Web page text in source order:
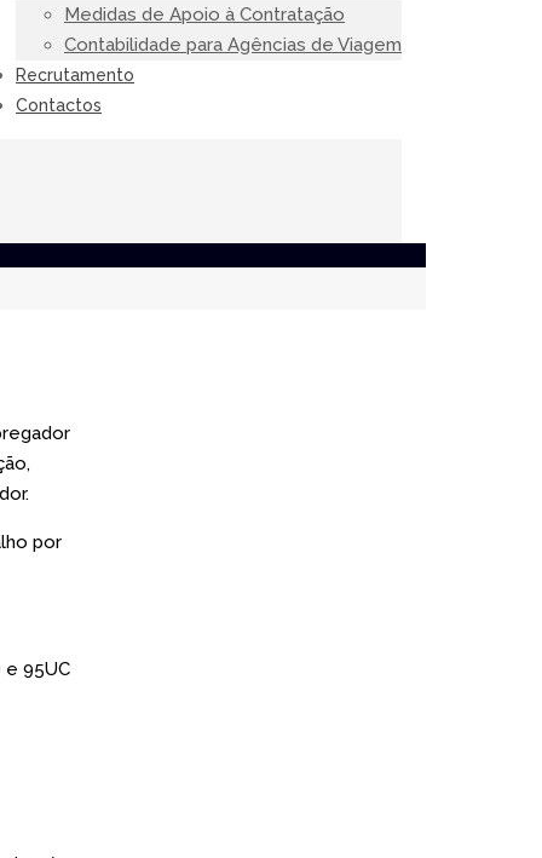
Medidas de Apoio à Contratação
Contabilidade para Agências de Viagem
Recrutamento
Contactos
por
e 95UC